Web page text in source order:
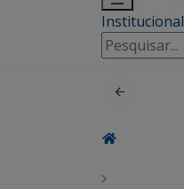
Institucional
Pesquisar
por: